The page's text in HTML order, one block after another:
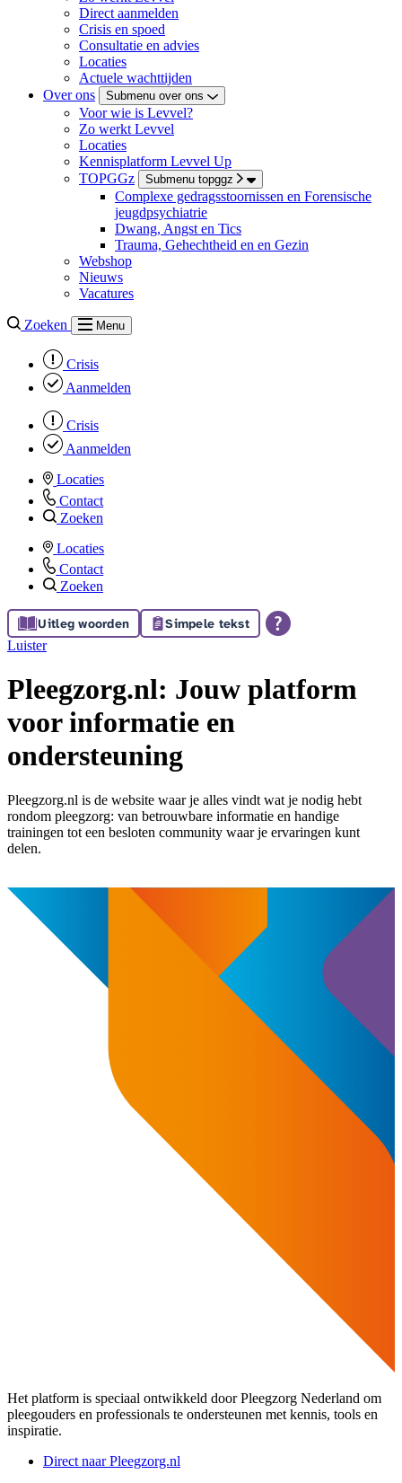
Direct aanmelden
Crisis en spoed
Consultatie en advies
Locaties
Actuele wachttijden
Over ons
Submenu over ons
Voor wie is Levvel?
Zo werkt Levvel
Locaties
Kennisplatform Levvel Up
TOPGGz
Submenu topggz
Complexe gedragsstoornissen en Forensische
jeugdpsychiatrie
Dwang, Angst en Tics
Trauma, Gehechtheid en en Gezin
Webshop
Nieuws
Vacatures
Zoeken Menu
Crisis
Aanmelden
Crisis
Aanmelden
Locaties
Contact
Zoeken
Locaties
Contact
Zoeken
Uitleg woorden Simpele tekst
Luister
Pleegzorg.nl: Jouw platform
voor informatie en
ondersteuning
Pleegzorg.nl is de website waar je alles vindt wat je nodig hebt
rondom pleegzorg: van betrouwbare informatie en handige
trainingen tot een besloten community waar je ervaringen kunt
delen.
Het platform is speciaal ontwikkeld door Pleegzorg Nederland om
pleegouders en professionals te ondersteunen met kennis, tools en
inspiratie.
Direct naar Pleegzorg.nl